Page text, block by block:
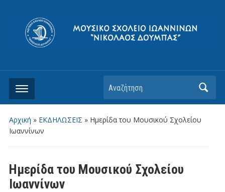
Αρχική » ΕΚΔΗΛΩΣΕΙΣ » Ημερίδα του Μουσικού Σχολείου
Ιωαννίνων
Ημερίδα του Μουσικού Σχολείου
Ιωαννίνων